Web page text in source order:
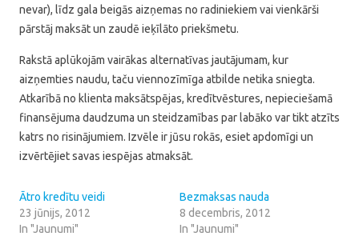
nevar), līdz gala beigās aizņemas no radiniekiem vai vienkārši
pārstāj maksāt un zaudē ieķīlāto priekšmetu.
Rakstā aplūkojām vairākas alternatīvas jautājumam, kur
aizņemties naudu, taču viennozīmīga atbilde netika sniegta.
Atkarībā no klienta maksātspējas, kredītvēstures, nepieciešamā
finansējuma daudzuma un steidzamības par labāko var tikt atzīts
katrs no risinājumiem. Izvēle ir jūsu rokās, esiet apdomīgi un
izvērtējiet savas iespējas atmaksāt.
Ātro kredītu veidi
23 jūnijs, 2012
In "Jaunumi"
Bezmaksas nauda
8 decembris, 2012
In "Jaunumi"